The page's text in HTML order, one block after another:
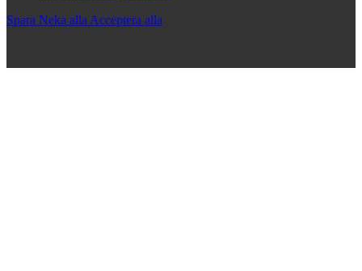
Spara Neka alla Acceptera alla